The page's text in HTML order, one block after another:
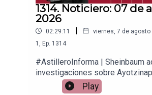
1314. Noticiero: 07 de
2026
02:29:11 | viernes, 7 de agosto
1
Ep. 1314
#AstilleroInforma | Sheinbaum
investigaciones sobre
apoyar vía
Play